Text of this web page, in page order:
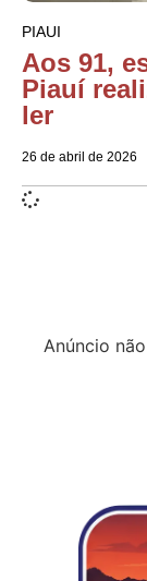
PIAUI
Aos 91,
Piauí
ler
26 de abril de 2026
Anúncio